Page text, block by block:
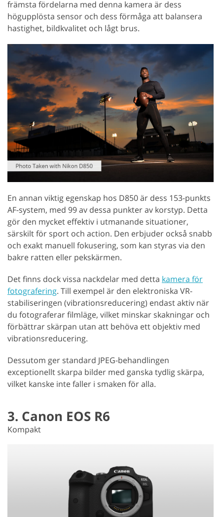
främsta fördelarna med denna kamera är dess
högupplösta sensor och dess förmåga att balansera
hastighet, bildkvalitet och lågt brus.
En annan viktig egenskap hos D850 är dess 153-punkts
AF-system, med 99 av dessa punkter av korstyp. Detta
gör den mycket effektiv i utmanande situationer,
särskilt för sport och action. Den erbjuder också snabb
och exakt manuell fokusering, som kan styras via den
bakre ratten eller pekskärmen.
Det finns dock vissa nackdelar med detta kamera för
fotografering. Till exempel är den elektroniska VR-
stabiliseringen (vibrationsreducering) endast aktiv när
du fotograferar filmläge, vilket minskar skakningar och
förbättrar skärpan utan att behöva ett objektiv med
vibrationsreducering.
Dessutom ger standard JPEG-behandlingen
exceptionellt skarpa bilder med ganska tydlig skärpa,
vilket kanske inte faller i smaken för alla.
3. Canon EOS R6
Kompakt